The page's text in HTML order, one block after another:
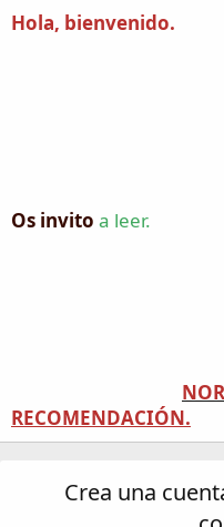
Hola, bienvenido.
Os invito a leer.
RECOMENDACIÓN.
Crea una